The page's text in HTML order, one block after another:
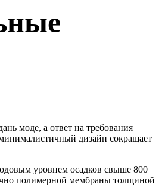
моде, а ответ на требования
дизайн сокращает
уровнем осадков свыше 800
полимерной мембраны толщиной